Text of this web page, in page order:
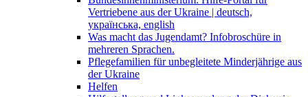
Vertriebene aus der Ukraine | deutsch,
українська, english
Was macht das Jugendamt? Infobroschüre in
mehreren Sprachen.
Pflegefamilien für unbegleitete Minderjährige aus
der Ukraine
Helfen